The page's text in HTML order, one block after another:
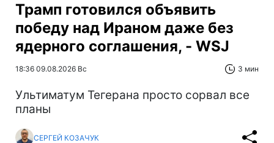
Трамп готовился объявить
победу над Ираном даже без
ядерного соглашения, - WSJ
18:36 09.08.2026 Вс 3 мин
Ультиматум Тегерана просто сорвал все
планы
СЕРГЕЙ КОЗАЧУК